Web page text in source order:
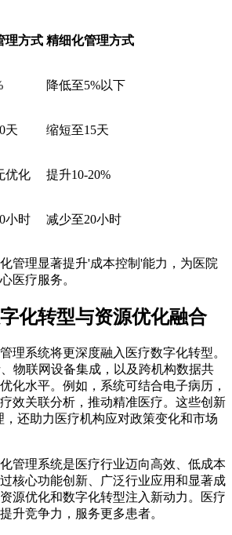
理方式 精细化管理方式
降低至5%以下
天 缩短至15天
优化 提升10-20%
小时 减少至20小时
管理显著提升'成本控制'能力，为医院
医疗服务。
化转型与资源优化融合
理系统将更深度融入医疗数字化转型。
物联网设备集成，以及跨机构数据共
化水平。例如，系统可结合电子病历，
效关联分析，推动精准医疗。这些创新
还助力医疗机构应对政策变化和市场
管理系统是医疗行业迈向高效、低成本
核心功能创新、广泛行业应用和显著成
源优化和数字化转型注入新动力。医疗
升竞争力，服务更多患者。